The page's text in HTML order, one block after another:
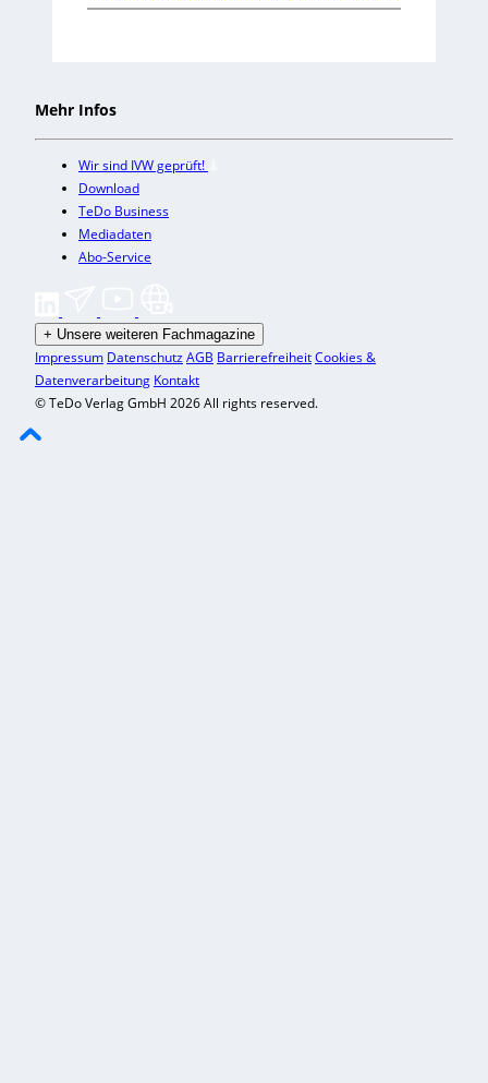
Mehr Infos
Wir sind IVW geprüft!
Download
TeDo Business
Mediadaten
Abo-Service
+ Unsere weiteren Fachmagazine
Impressum DatenschutzAGB BarrierefreiheitCookies &
Datenverarbeitung Kontakt
© TeDo Verlag GmbH 2026 All rights reserved.